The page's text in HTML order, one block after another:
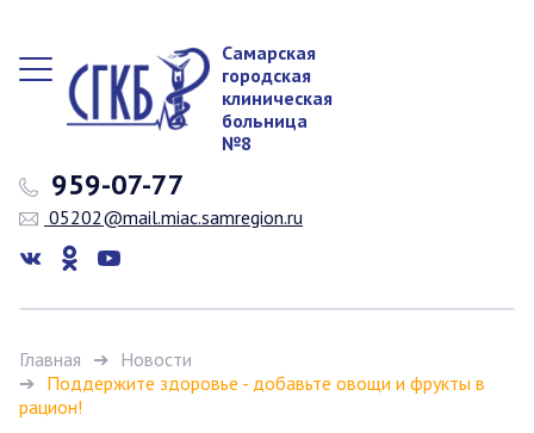
Самарская
городская
клиническая
больница
№8
959-07-77
05202@mail.miac.samregion.ru
Главная
Новости
Поддержите здоровье - добавьте овощи и фрукты в
рацион!